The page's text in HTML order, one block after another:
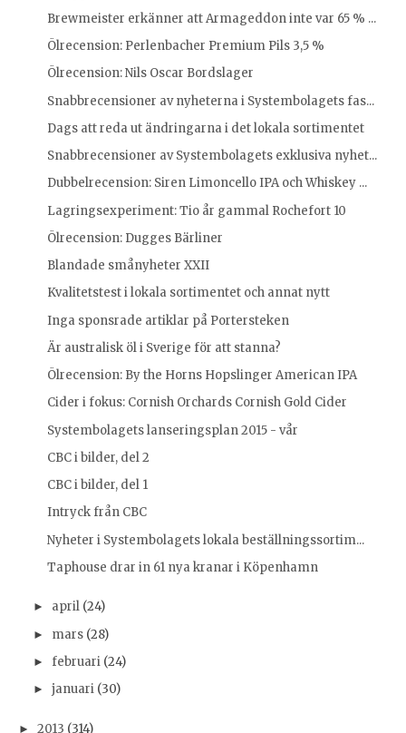
Brewmeister erkänner att Armageddon inte var 65 % ...
Ölrecension: Perlenbacher Premium Pils 3,5 %
Ölrecension: Nils Oscar Bordslager
Snabbrecensioner av nyheterna i Systembolagets fas...
Dags att reda ut ändringarna i det lokala sortimentet
Snabbrecensioner av Systembolagets exklusiva nyhet...
Dubbelrecension: Siren Limoncello IPA och Whiskey ...
Lagringsexperiment: Tio år gammal Rochefort 10
Ölrecension: Dugges Bärliner
Blandade smånyheter XXII
Kvalitetstest i lokala sortimentet och annat nytt
Inga sponsrade artiklar på Portersteken
Är australisk öl i Sverige för att stanna?
Ölrecension: By the Horns Hopslinger American IPA
Cider i fokus: Cornish Orchards Cornish Gold Cider
Systembolagets lanseringsplan 2015 - vår
CBC i bilder, del 2
CBC i bilder, del 1
Intryck från CBC
Nyheter i Systembolagets lokala beställningssortim...
Taphouse drar in 61 nya kranar i Köpenhamn
► april (24)
► mars (28)
► februari (24)
► januari (30)
► 2013 (314)